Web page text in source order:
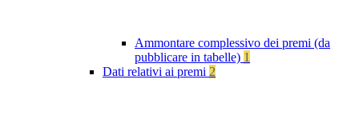
Ammontare complessivo dei premi (da
pubblicare in tabelle) 1
Dati relativi ai premi 2